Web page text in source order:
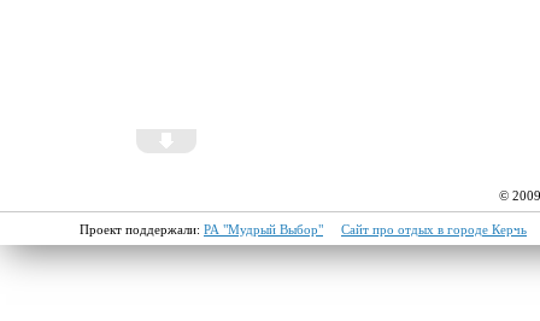
©
Проект поддержали: РА "Мудрый Выбор" Сайт про отдых в городе Керчь